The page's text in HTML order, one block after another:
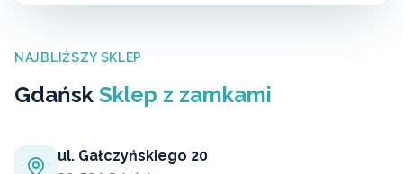
NAJBLIŻSZY SKLEP
Gdańsk Sklep z zamkami
ul. Gałczyńskiego 20